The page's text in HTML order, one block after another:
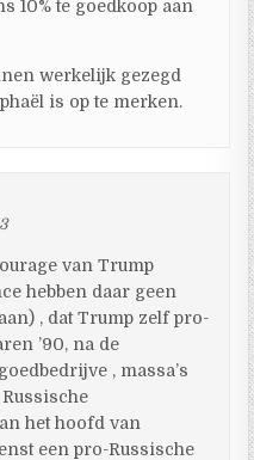
10% te goedkoop aan
werkelijk gezegd
is op te merken.
van Trump
hebben daar geen
, dat Trump zelf pro-
’90, na de
, massa’s
het hoofd van
een pro-Russische